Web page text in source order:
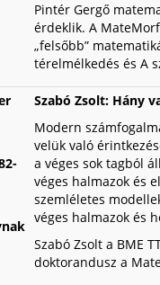
Pintér Gergő
érdeklik. A
„felsőbb”
térelmélkedés és A
Szabó Zsolt: Hány
Modern
velük való
a véges sok tagból
véges halmazok és
szemléletes
véges halmazok és
Szabó Zsolt a BME
doktorandusz a